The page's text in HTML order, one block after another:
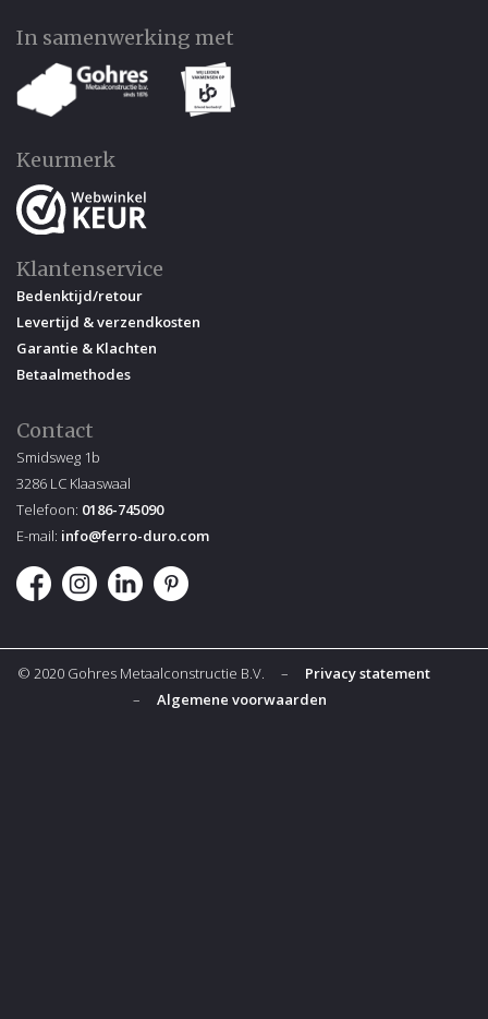
In samenwerking met
Keurmerk
Klantenservice
Bedenktijd/retour
Levertijd & verzendkosten
Garantie & Klachten
Betaalmethodes
Contact
Smidsweg 1b
3286 LC Klaaswaal
Telefoon: 0186-745090
E-mail: info@ferro-duro.com
© 2020 Gohres Metaalconstructie B.V. – Privacy statement
–Algemene voorwaarden